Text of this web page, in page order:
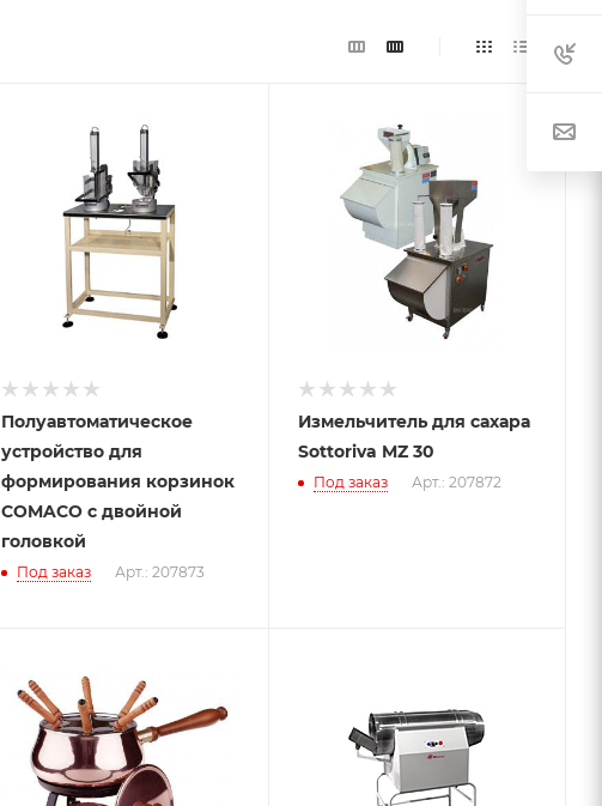
Полуавтоматическое
устройство для
формирования корзинок
COMACO с двойной
головкой
Под заказ Арт.: 207873
Измельчитель для сахара
Sottoriva MZ 30
Под заказ Арт.: 207872
глазирования